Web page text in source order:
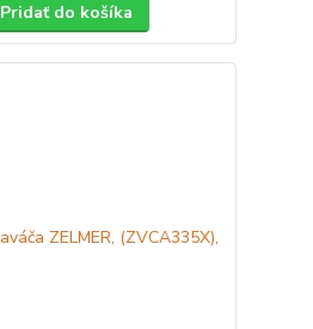
Pridať do košíka